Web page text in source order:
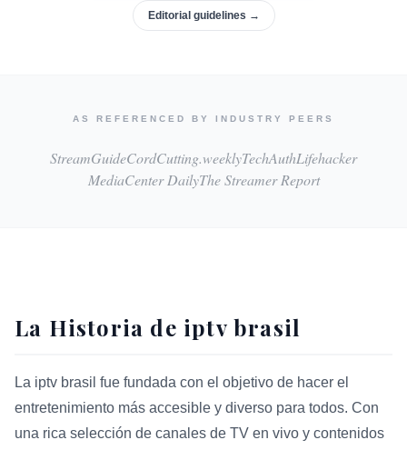
Editorial guidelines →
AS REFERENCED BY INDUSTRY PEERS
StreamGuideCordCutting.weeklyTechAuthLifehacker
MediaCenter DailyThe Streamer Report
La Historia de iptv brasil
La iptv brasil fue fundada con el objetivo de hacer el
entretenimiento más accesible y diverso para todos. Con
una rica selección de canales de TV en vivo y contenidos